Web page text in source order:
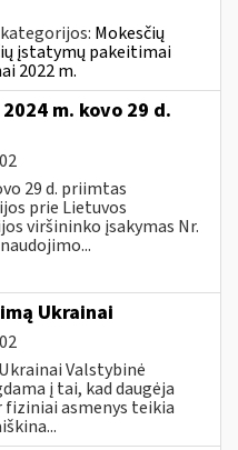
Mokesčių
įstatymų pakeitimai
2022 m.
m. kovo 29 d.
29 d. priimtas
prie Lietuvos
viršininko įsakymas Nr.
Ukrainai
Valstybinė
į tai, kad daugėja
asmenys teikia